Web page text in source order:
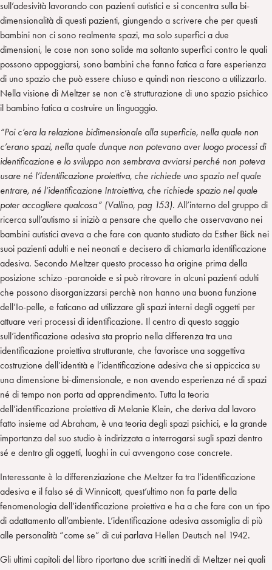
sull’adesività lavorando con pazienti autistici e si concentra sulla bi-
dimensionalità di questi pazienti, giungendo a scrivere che per questi
bambini non ci sono realmente spazi, ma solo superfici a due
dimensioni, le cose non sono solide ma soltanto superfici contro le quali
possono appoggiarsi, sono bambini che fanno fatica a fare esperienza
di uno spazio che può essere chiuso e quindi non riescono a utilizzarlo.
Nella visione di Meltzer se non c’è strutturazione di uno spazio psichico
il bambino fatica a costruire un linguaggio.
“Poi c’era la relazione bidimensionale alla superficie, nella quale non
c’erano spazi, nella quale dunque non potevano aver luogo processi di
identificazione e lo sviluppo non sembrava avviarsi perché non poteva
usare né l’identificazione proiettiva, che richiede uno spazio nel quale
entrare, né l’identificazione Introiettiva, che richiede spazio nel quale
poter accogliere qualcosa” (Vallino, pag 153). All’interno del gruppo di
ricerca sull’autismo si iniziò a pensare che quello che osservavano nei
bambini autistici aveva a che fare con quanto studiato da Esther Bick nei
suoi pazienti adulti e nei neonati e decisero di chiamarla identificazione
adesiva. Secondo Meltzer questo processo ha origine prima della
posizione schizo -paranoide e si può ritrovare in alcuni pazienti adulti
che possono disorganizzarsi perchè non hanno una buona funzione
dell’Io-pelle, e faticano ad utilizzare gli spazi interni degli oggetti per
attuare veri processi di identificazione. Il centro di questo saggio
sull’identificazione adesiva sta proprio nella differenza tra una
identificazione proiettiva strutturante, che favorisce una soggettiva
costruzione dell’identità e l’identificazione adesiva che si appiccica su
una dimensione bi-dimensionale, e non avendo esperienza né di spazi
né di tempo non porta ad apprendimento. Tutta la teoria
dell’identificazione proiettiva di Melanie Klein, che deriva dal lavoro
fatto insieme ad Abraham, è una teoria degli spazi psichici, e la grande
importanza del suo studio è indirizzata a interrogarsi sugli spazi dentro
sé e dentro gli oggetti, luoghi in cui avvengono cose concrete.
Interessante è la differenziazione che Meltzer fa tra l’identificazione
adesiva e il falso sé di Winnicott, quest’ultimo non fa parte della
fenomenologia dell’identificazione proiettiva e ha a che fare con un tipo
di adattamento all’ambiente. L’identificazione adesiva assomiglia di più
alle personalità “come se” di cui parlava Hellen Deutsch nel 1942.
Gli ultimi capitoli del libro riportano due scritti inediti di Meltzer nei quali